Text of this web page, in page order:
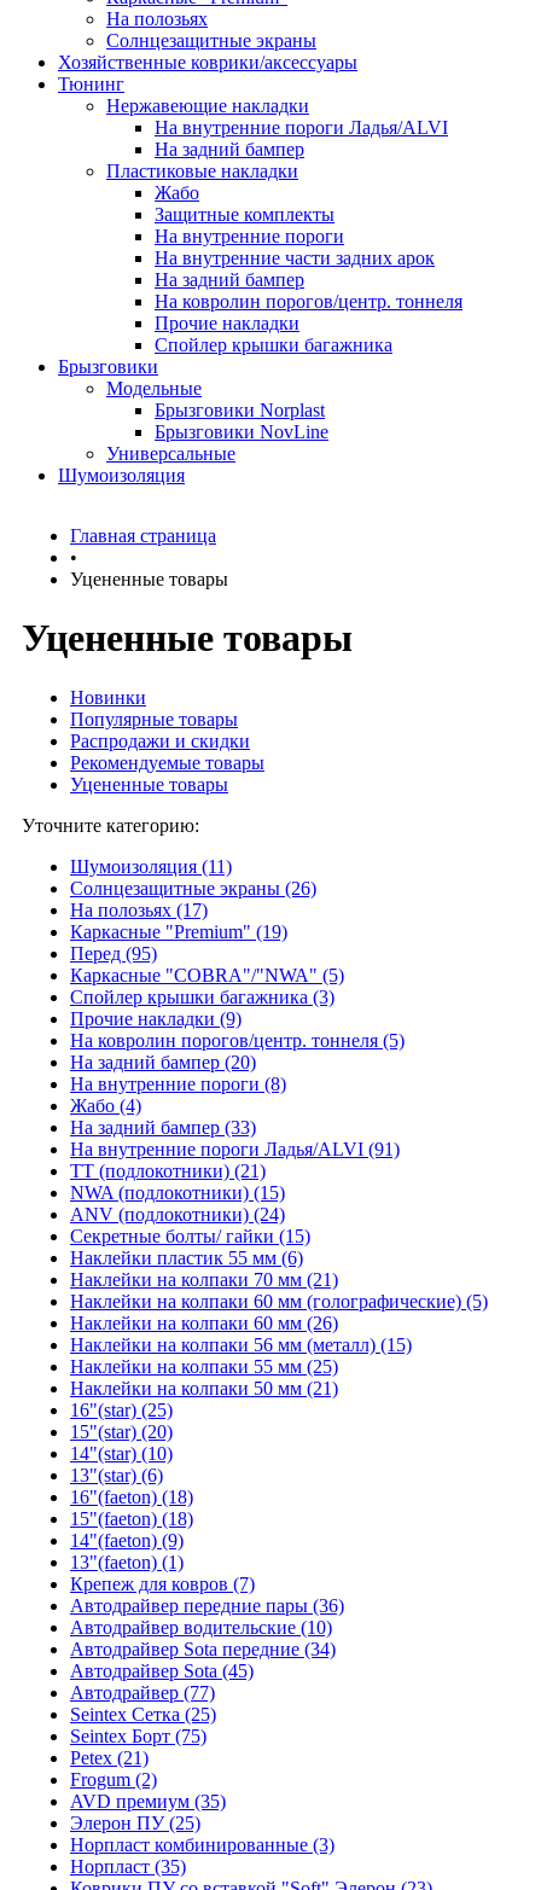
На полозьях
Солнцезащитные экраны
Хозяйственные коврики/аксессуары
Тюнинг
Нержавеющие накладки
На внутренние пороги Ладья/ALVI
На задний бампер
Пластиковые накладки
Жабо
Защитные комплекты
На внутренние пороги
На внутренние части задних арок
На задний бампер
На ковролин порогов/центр. тоннеля
Прочие накладки
Спойлер крышки багажника
Брызговики
Модельные
Брызговики Norplast
Брызговики NovLine
Универсальные
Шумоизоляция
Главная страница
•
Уцененные товары
Уцененные товары
Новинки
Популярные товары
Распродажи и скидки
Рекомендуемые товары
Уцененные товары
Уточните категорию:
Шумоизоляция (11)
Солнцезащитные экраны (26)
На полозьях (17)
Каркасные "Premium" (19)
Перед (95)
Каркасные "COBRA"/"NWA" (5)
Спойлер крышки багажника (3)
Прочие накладки (9)
На ковролин порогов/центр. тоннеля (5)
На задний бампер (20)
На внутренние пороги (8)
Жабо (4)
На задний бампер (33)
На внутренние пороги Ладья/ALVI (91)
TT (подлокотники) (21)
NWA (подлокотники) (15)
ANV (подлокотники) (24)
Секретные болты/ гайки (15)
Наклейки пластик 55 мм (6)
Наклейки на колпаки 70 мм (21)
Наклейки на колпаки 60 мм (голографические) (5)
Наклейки на колпаки 60 мм (26)
Наклейки на колпаки 56 мм (металл) (15)
Наклейки на колпаки 55 мм (25)
Наклейки на колпаки 50 мм (21)
16"(star) (25)
15"(star) (20)
14"(star) (10)
13"(star) (6)
16"(faeton) (18)
15"(faeton) (18)
14"(faeton) (9)
13"(faeton) (1)
Крепеж для ковров (7)
Автодрайвер передние пары (36)
Автодрайвер водительские (10)
Автодрайвер Sota передние (34)
Автодрайвер Sota (45)
Автодрайвер (77)
Seintex Сетка (25)
Seintex Борт (75)
Petex (21)
Frogum (2)
AVD премиум (35)
Элерон ПУ (25)
Норпласт комбинированные (3)
Норпласт (35)